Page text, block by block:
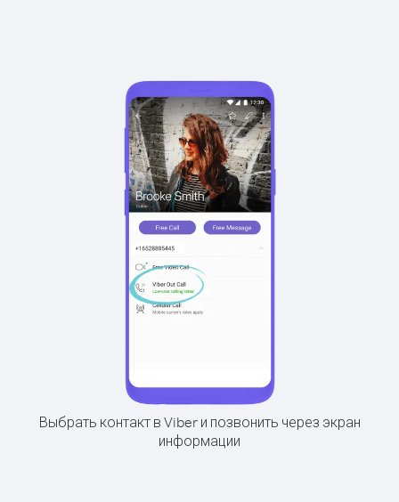
Выбрать контакт в Viber и позвонить через экран
информации